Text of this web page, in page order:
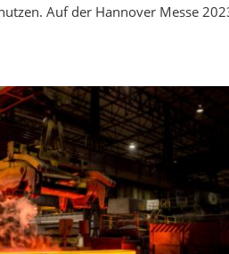
Auf der Hannover Messe